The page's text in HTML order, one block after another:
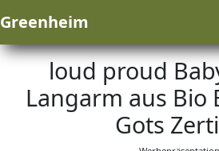
Greenheim
loud proud
Langarm aus Bio
Gots